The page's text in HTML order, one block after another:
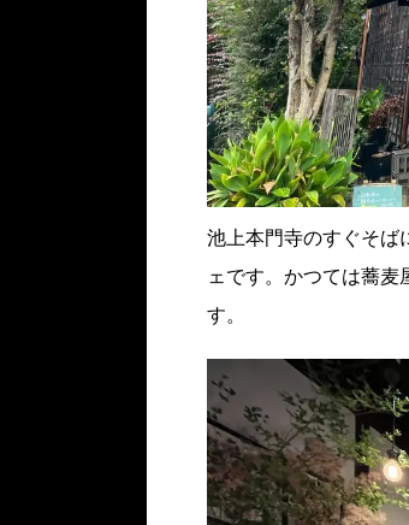
池上本門寺のすぐそば
ェです。かつては蕎
す。